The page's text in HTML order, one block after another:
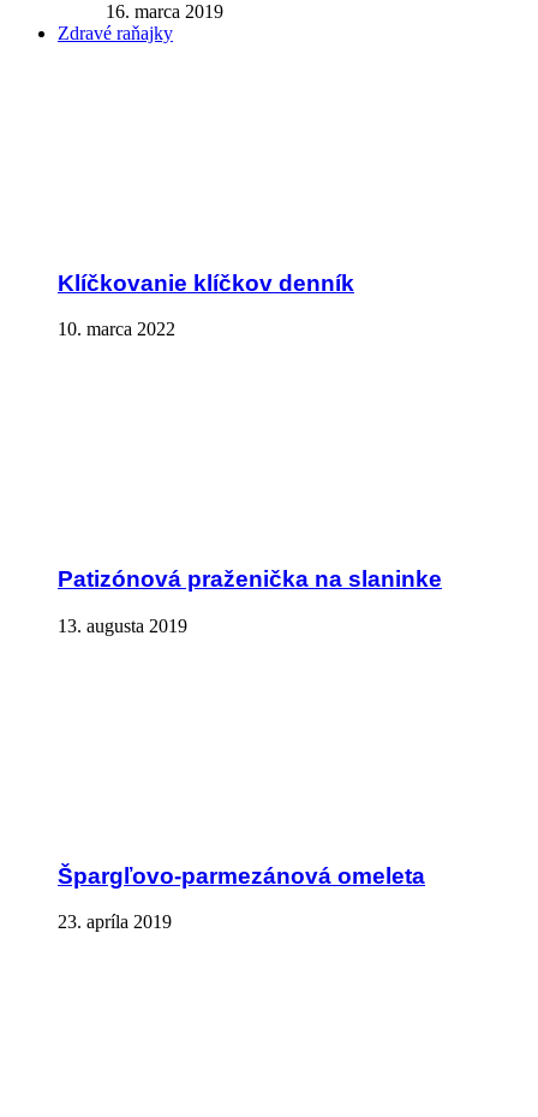
16. marca 2019
Zdravé raňajky
Klíčkovanie klíčkov denník
10. marca 2022
Patizónová praženička na slaninke
13. augusta 2019
Špargľovo-parmezánová omeleta
23. apríla 2019